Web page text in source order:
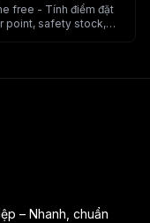
free - Tính điểm đặt
point, safety stock,
– Nhanh, chuẩn